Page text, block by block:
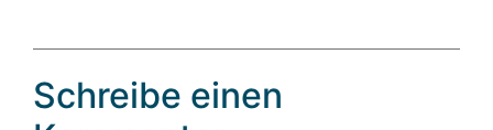
Schreibe einen